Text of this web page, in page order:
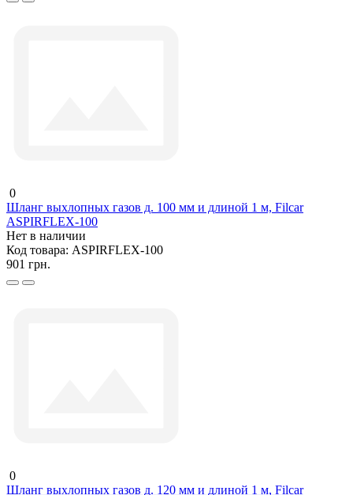
0
Шланг выхлопных газов д. 100 мм и длиной 1 м, Filcar
ASPIRFLEX-100
Нет в наличии
Код товара: ASPIRFLEX-100
901 грн.
0
Шланг выхлопных газов д. 120 мм и длиной 1 м, Filcar